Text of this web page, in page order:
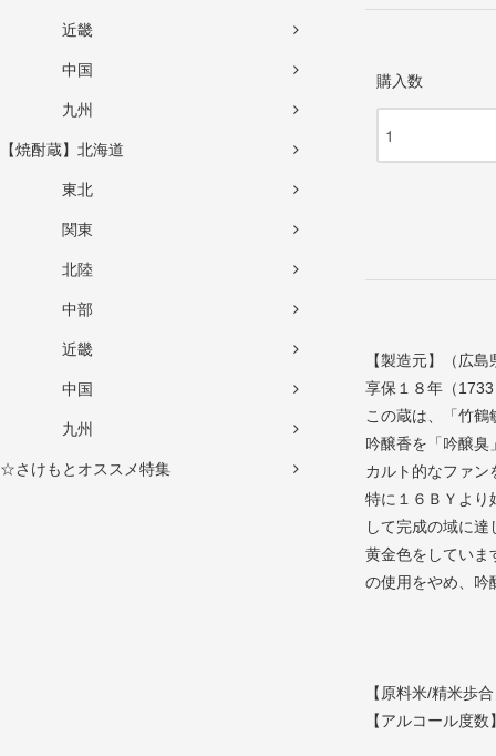
近畿
中国
九州
【焼酎蔵】北海道
東北
関東
北陸
中部
近畿
中国
九州
☆さけもとオススメ特集
購入数
【製造元】（広
享保１８年（
この蔵は、「竹鶴
吟醸香を「吟醸臭
カルト的なファン
特に１６ＢＹより
して完成の域に
黄金色をしていま
の使用をやめ、吟
【原料米/精米歩
【アルコール度数